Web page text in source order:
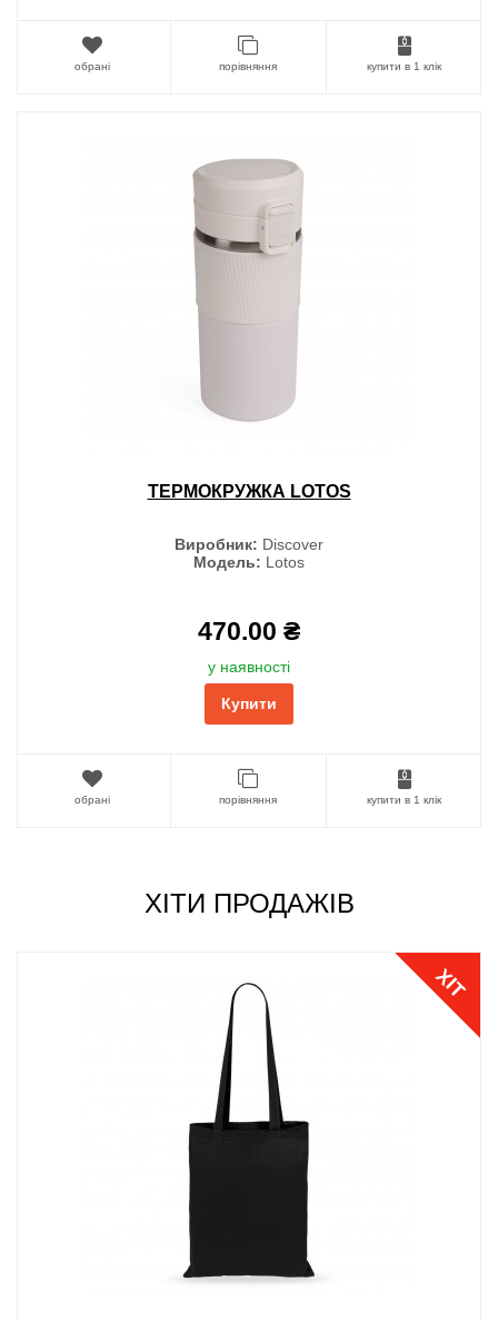
обрані порівняння купити в 1 клік
ТЕРМОКРУЖКА LOTOS
Виробник: Discover
Модель: Lotos
470.00 ₴
у наявності
Купити
обрані порівняння купити в 1 клік
ХІТИ ПРОДАЖІВ
ХІТ